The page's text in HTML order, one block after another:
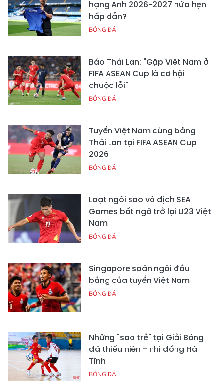
hạng Anh 2026-2027 hứa hẹn
hấp dẫn?
BÓNG ĐÁ
Báo Thái Lan: "Gặp Việt Nam ở
FIFA ASEAN Cup là cơ hội
chuộc lỗi"
BÓNG ĐÁ
Tuyển Việt Nam cùng bảng
Thái Lan tại FIFA ASEAN Cup
2026
BÓNG ĐÁ
Loạt ngôi sao vô địch SEA
Games bất ngờ trở lại U23 Việt
Nam
BÓNG ĐÁ
Singapore soán ngôi đầu
bảng của tuyển Việt Nam
BÓNG ĐÁ
Những "sao trẻ" tại Giải Bóng
đá thiếu niên - nhi đồng Hà
Tĩnh
BÓNG ĐÁ